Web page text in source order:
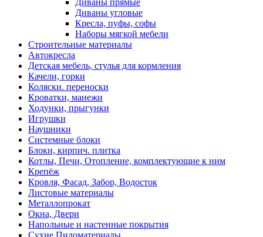
Диваны угловые
Кресла, пуфы, софы
Наборы мягкой мебели
Строительные материалы
Автокресла
Детская мебель, стулья для кормления
Качели, горки
Коляски. переноски
Кроватки, манежи
Ходунки, прыгунки
Игрушки
Наушники
Системные блоки
Блоки, кирпич. плитка
Котлы, Печи, Отопление, комплектующие к ним
Крепёж
Кровля, Фасад, Забор, Водосток
Листовые материалы
Металлопрокат
Окна, Двери
Напольные и настенные покрытия
Сухие Пиломатериалы